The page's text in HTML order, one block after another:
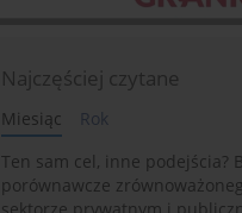
Najczęściej czytane
Miesiąc
Rok
Ten sam cel, inne podejścia?
porównawcze